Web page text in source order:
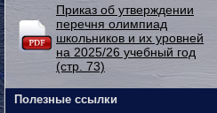
Приказ об утверждении
перечня олимпиад
школьников и их уровней
на 2025/26 учебный год
(стр. 73)
Полезные ссылки